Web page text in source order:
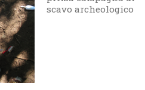
scavo archeologico